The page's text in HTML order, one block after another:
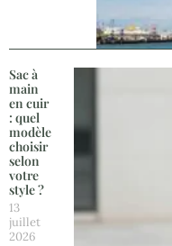
Sac à
main
en cuir
: quel
modèle
choisir
selon
votre
style ?
13
juillet
2026